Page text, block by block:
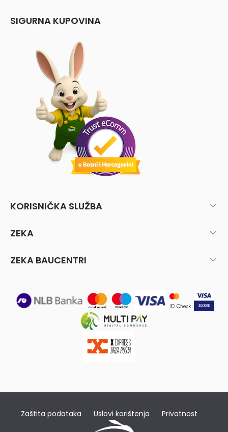
SIGURNA KUPOVINA
KORISNIČKA SLUŽBA
ZEKA
ZEKA BAUCENTRI
Zaštita podataka Uslovi korištenja Privatnost